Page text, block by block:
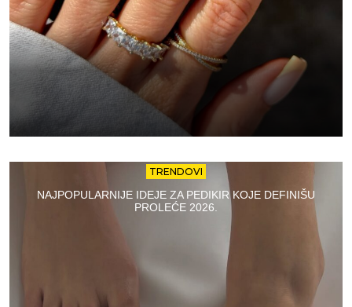
TRENDOVI
NAJPOPULARNIJE IDEJE ZA PEDIKIR KOJE DEFINIŠU
PROLEĆE 2026.